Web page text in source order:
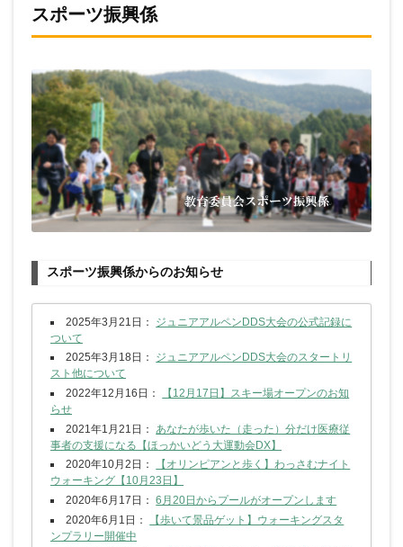
スポーツ振興係
スポーツ振興係からのお知らせ
2025年3月21日： ジュニアアルペンDDS大会の公式記録に
ついて
2025年3月18日： ジュニアアルペンDDS大会のスタートリ
スト他について
2022年12月16日：
【12月17日】スキー場オープンのお知
らせ
2021年1月21日： あなたが歩いた（走った）分だけ医療従
事者の支援になる【ほっかいどう大運動会DX】
2020年10月2日：
【オリンピアンと歩く】わっさむナイト
ウォーキング【10月23日】
2020年6月17日：6月20日からプールがオープンします
2020年6月1日：
【歩いて景品ゲット】ウォーキングスタ
ンプラリー開催中